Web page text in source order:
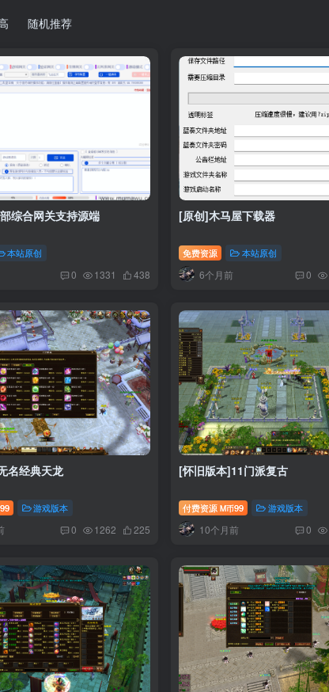
随机推荐
综合网关支持源端
本站原创
0 1331 438
[原创]木马屋下载器
免费资源 本站原创
6个月前 0
名经典天龙
99 游戏版本
0 1262 225
[怀旧版本]11门派复古
付费资源 M币99 游戏版本
10个月前 0